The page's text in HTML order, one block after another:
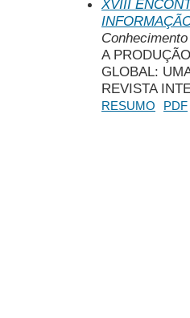
XVIII
A
GLOBAL:
REVISTA
RESUMO PDF